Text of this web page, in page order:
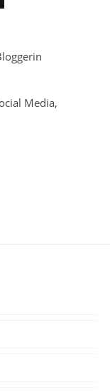
Media,